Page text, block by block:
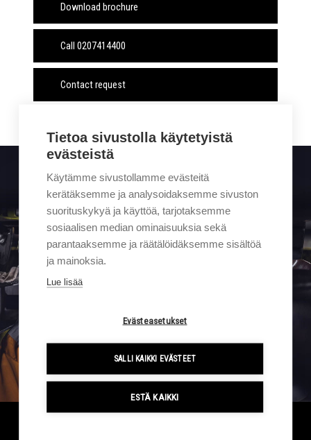
Download brochure
Call 0207414400
Contact request
Subscribe to Sigma Trukit newsletter
Tietoa sivustolla käytetyistä
evästeistä
Käytämme sivustollamme evästeitä
kerätäksemme ja analysoidaksemme sivuston
suorituskykyä ja käyttöä, tarjotaksemme
sosiaalisen median ominaisuuksia sekä
parantaaksemme ja räätälöidäksemme sisältöä
ja mainoksia.
Lue lisää
Evästeasetukset
SALLI KAIKKI EVÄSTEET
ESTÄ KAIKKI